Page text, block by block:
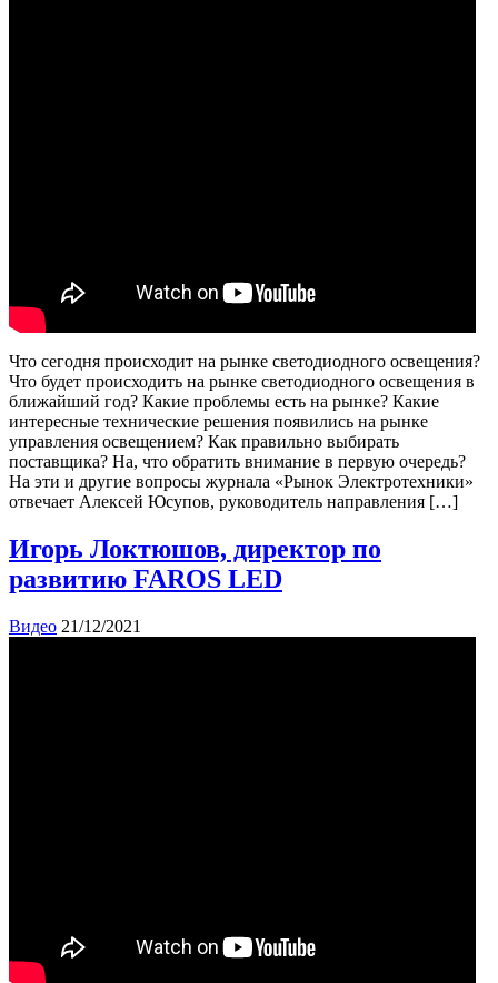
Что сегодня происходит на рынке светодиодного освещения?
Что будет происходить на рынке светодиодного освещения в
ближайший год? Какие проблемы есть на рынке? Какие
интересные технические решения появились на рынке
управления освещением? Как правильно выбирать
поставщика? На, что обратить внимание в первую очередь?
На эти и другие вопросы журнала «Рынок Электротехники»
отвечает Алексей Юсупов, руководитель направления […]
Игорь Локтюшов, директор по
развитию FAROS LED
Видео 21/12/2021